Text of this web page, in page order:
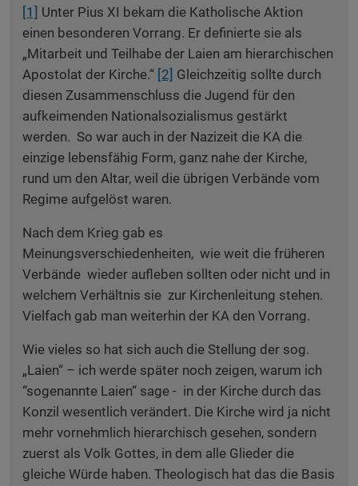
[1] Unter Pius XI bekam die Katholische Aktion
einen besonderen Vorrang. Er definierte sie als
„Mitarbeit und Teilhabe der Laien am hierarchischen
Apostolat der Kirche.“ [2] Gleichzeitig sollte durch
diesen Zusammenschluss die Jugend für den
aufkeimenden Nationalsozialismus gestärkt
werden. So war auch in der Nazizeit die KA die
einzige lebensfähig Form, ganz nahe der Kirche,
rund um den Altar, weil die übrigen Verbände vom
Regime aufgelöst waren.
Nach dem Krieg gab es
Meinungsverschiedenheiten, wie weit die früheren
Verbände wieder aufleben sollten oder nicht und in
welchem Verhältnis sie zur Kirchenleitung stehen.
Vielfach gab man weiterhin der KA den Vorrang.
Wie vieles so hat sich auch die Stellung der sog.
„Laien“ – ich werde später noch zeigen, warum ich
“sogenannte Laien“ sage - in der Kirche durch das
Konzil wesentlich verändert. Die Kirche wird ja nicht
mehr vornehmlich hierarchisch gesehen, sondern
zuerst als Volk Gottes, in dem alle Glieder die
gleiche Würde haben. Theologisch hat das die Basis